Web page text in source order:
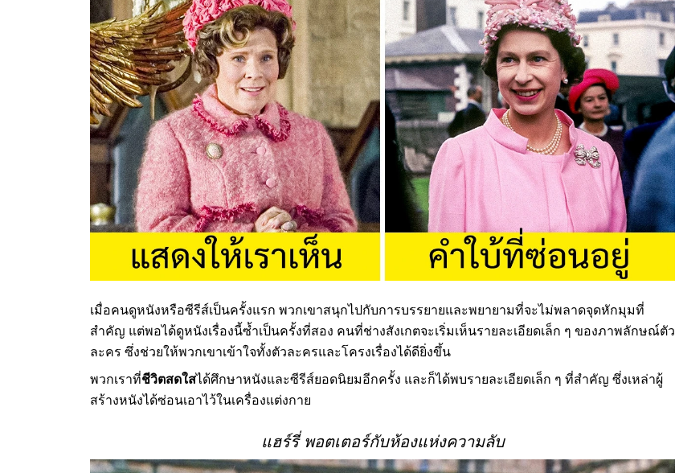
เมื่อคนดูหนังหรือซีรีส์เป็นครั้งแรก พวกเขาสนุกไปกับการบรรยายและพยายามที่จะไม่พลาดจุดหักมุมที่
สำคัญ แต่พอได้ดูหนังเรื่องนี้ซ้ำเป็นครั้งที่สอง คนที่ช่างสังเกตจะเริ่มเห็นรายละเอียดเล็ก ๆ ของภาพลักษณ์ตัว
ละคร ซึ่งช่วยให้พวกเขาเข้าใจทั้งตัวละครและโครงเรื่องได้ดียิ่งขึ้น
พวกเราที่ชีวิตสดใสได้ศึกษาหนังและซีรีส์ยอดนิยมอีกครั้ง และก็ได้พบรายละเอียดเล็ก ๆ ที่สำคัญ ซึ่งเหล่าผู้
สร้างหนังได้ซ่อนเอาไว้ในเครื่องแต่งกาย
แฮร์รี่ พอตเตอร์กับห้องแห่งความลับ